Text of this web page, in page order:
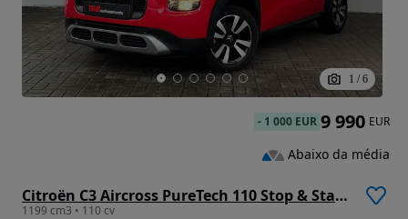
1 / 6
Citroën C3 Aircross PureTech 110 Stop & Start Shine
1199 cm3 • 110 cv
- 1 000 EUR 9 990 EUR
Abaixo da média